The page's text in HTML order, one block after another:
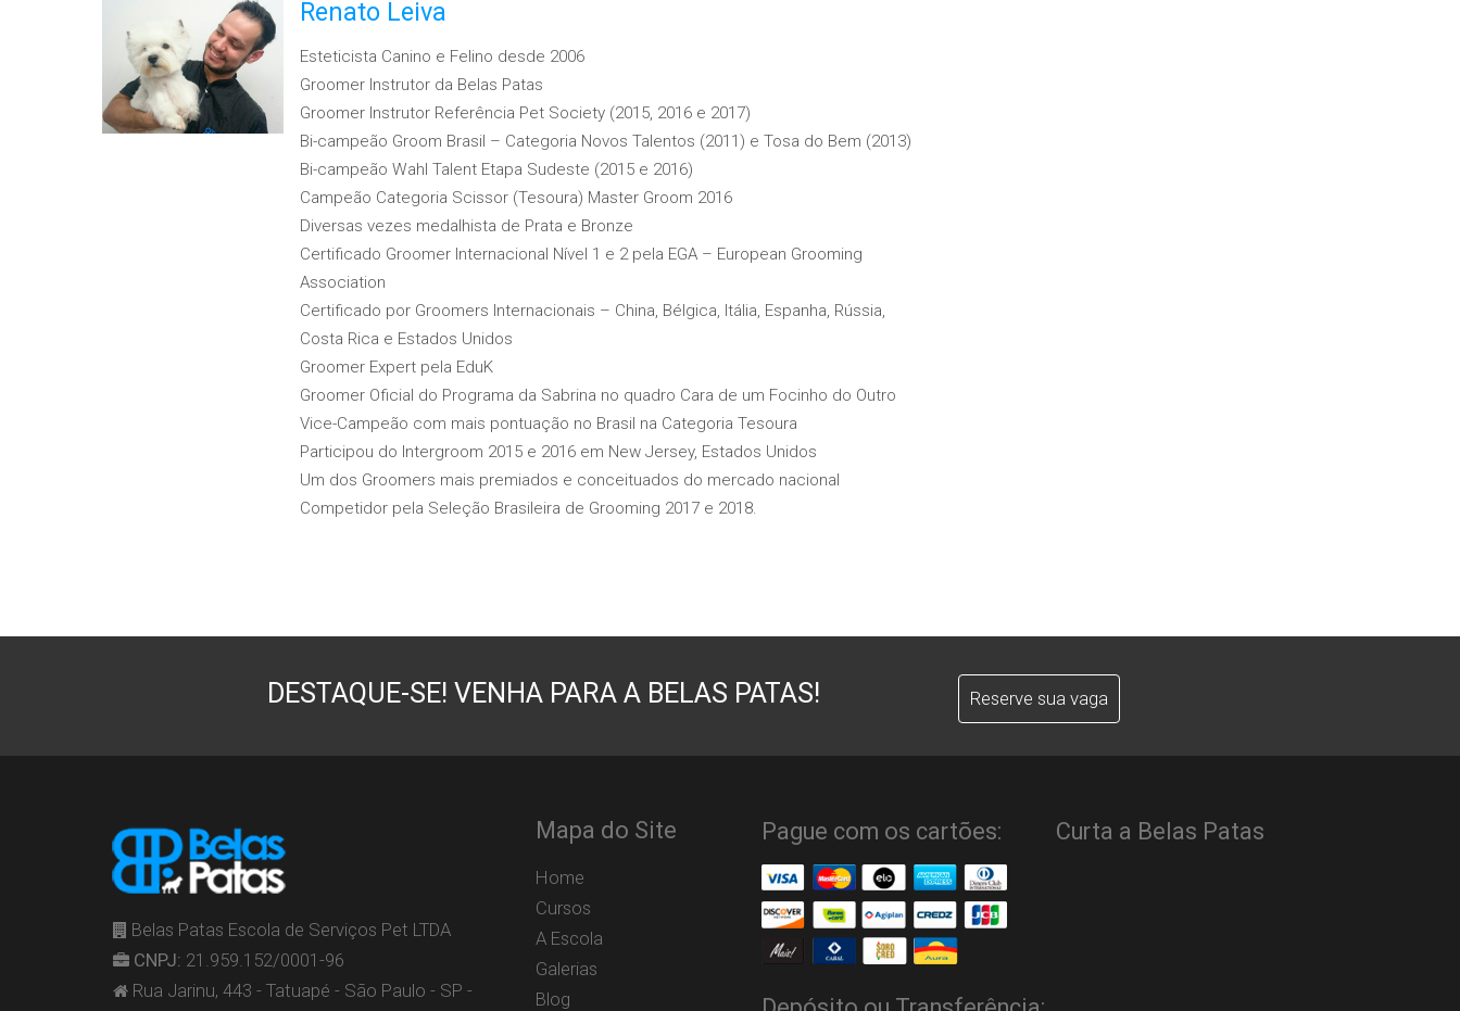
Renato Leiva
Esteticista Canino e Felino desde 2006
Groomer Instrutor da Belas Patas
Groomer Instrutor Referência Pet Society (2015, 2016 e 2017)
Bi-campeão Groom Brasil – Categoria Novos Talentos (2011) e Tosa do Bem (2013)
Bi-campeão Wahl Talent Etapa Sudeste (2015 e 2016)
Campeão Categoria Scissor (Tesoura) Master Groom 2016
Diversas vezes medalhista de Prata e Bronze
Certificado Groomer Internacional Nível 1 e 2 pela EGA – European Grooming
Association
Certificado por Groomers Internacionais – China, Bélgica, Itália, Espanha, Rússia,
Costa Rica e Estados Unidos
Groomer Expert pela EduK
Groomer Oficial do Programa da Sabrina no quadro Cara de um Focinho do Outro
Vice-Campeão com mais pontuação no Brasil na Categoria Tesoura
Participou do Intergroom 2015 e 2016 em New Jersey, Estados Unidos
Um dos Groomers mais premiados e conceituados do mercado nacional
Competidor pela Seleção Brasileira de Grooming 2017 e 2018.
DESTAQUE-SE! VENHA PARA A BELAS PATAS! Reserve sua vaga
Belas Patas Escola de Serviços Pet LTDA
CNPJ: 21.959.152/0001-96
Rua Jarinu, 443 - Tatuapé - São Paulo - SP -
Mapa do Site
Home
Cursos
A Escola
Galerias
Blog
Pague com os cartões: Curta a Belas Patas